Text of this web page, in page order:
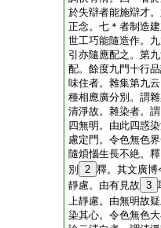
於失辯者能施辯才
正念。七＊者制造
世工巧能隨造作。
引亦隨應配之。第
配。餘度九門十行
味住者。雜集第九
種相應廣分別。謂
清淨故。雜染者。
四無明。由此四惑
慮定門。令色無色
隨煩惱生長不絶。
別
2 釋。其文廣博
靜慮。由有見故 3
上靜慮。由無明故
染其心。令色無色